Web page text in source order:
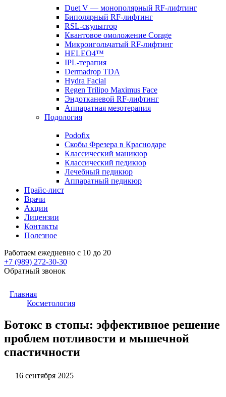
Duet V — монополярный RF-лифтинг
Биполярный RF-лифтинг
RSL-скульптор
Квантовое омоложение Corage
Микроигольчатый RF-лифтинг
HELEO4™
IPL-терапия
Dermadrop TDA
Hydra Facial
Regen Trilipo Maximus Face
Эндотканевой RF-лифтинг
Аппаратная мезотерапия
Подология
Podofix
Скобы Фрезера в Краснодаре
Классический маникюр
Классический педикюр
Лечебный педикюр
Аппаратный педикюр
Прайс-лист
Врачи
Акции
Лицензии
Контакты
Полезное
Работаем ежедневно с 10 до 20
+7 (989) 272-30-30
Обратный звонок
Главная
Косметология
Ботокс в стопы: эффективное решение
проблем потливости и мышечной
спастичности
16 сентября 2025